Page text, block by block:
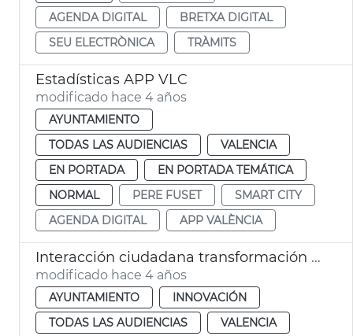
AGENDA DIGITAL
BRETXA DIGITAL
SEU ELECTRÒNICA
TRÀMITS
Estadísticas APP VLC
modificado hace 4 años
AYUNTAMIENTO
TODAS LAS AUDIENCIAS
VALENCIA
EN PORTADA
EN PORTADA TEMÁTICA
NORMAL
PERE FUSET
SMART CITY
AGENDA DIGITAL
APP VALÈNCIA
Interacción ciudadana transformación digital
modificado hace 4 años
AYUNTAMIENTO
INNOVACIÓN
TODAS LAS AUDIENCIAS
VALENCIA